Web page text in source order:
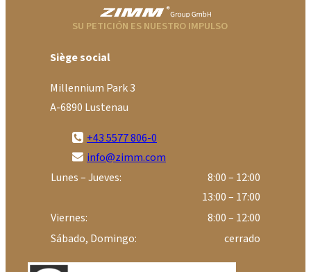
SU PETICIÓN ES NUESTRO IMPULSO
Siège social
Millennium Park 3
A-6890 Lustenau
+43 5577 806-0
info@zimm.com
Lunes – Jueves:
8:00 – 12:00
13:00 – 17:00
Viernes:
8:00 – 12:00
Sábado, Domingo:
cerrado